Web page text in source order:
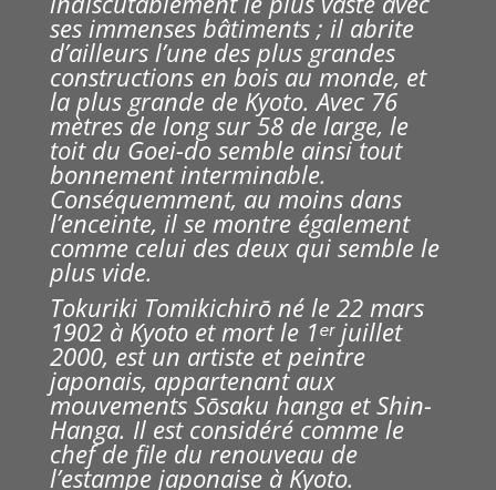
ses immenses bâtiments ; il abrite
d’ailleurs l’une des plus grandes
constructions en bois au monde, et
la plus grande de Kyoto. Avec 76
mètres de long sur 58 de large, le
toit du Goei-do semble ainsi tout
bonnement interminable.
Conséquemment, au moins dans
l’enceinte, il se montre également
comme celui des deux qui semble le
plus vide.
Tokuriki Tomikichirō né le 22 mars
1902 à Kyoto et mort le 1ᵉʳ juillet
2000, est un artiste et peintre
japonais, appartenant aux
mouvements Sōsaku hanga et Shin-
Hanga. Il est considéré comme le
chef de file du renouveau de
l’estampe japonaise à Kyoto.